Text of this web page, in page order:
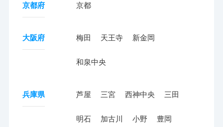
京都府 京都
大阪府 梅田 天王寺 新金岡
和泉中央
兵庫県 芦屋 三宮 西神中央 三田
明石 加古川 小野 豊岡